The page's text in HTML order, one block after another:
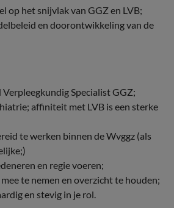
op het snijvlak van GGZ en LVB;
en doorontwikkeling van de
Specialist GGZ;
affiniteit met LVB is een sterke
te werken binnen de Wvggz (als
en regie voeren;
te nemen en overzicht te houden;
en stevig in je rol.